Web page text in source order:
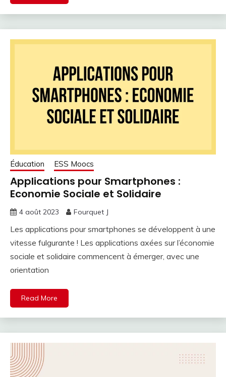
Éducation ESS Moocs
Applications pour Smartphones :
Economie Sociale et Solidaire
4 août 2023 Fourquet J
Les applications pour smartphones se développent à une
vitesse fulgurante ! Les applications axées sur l’économie
sociale et solidaire commencent à émerger, avec une
orientation
Read More